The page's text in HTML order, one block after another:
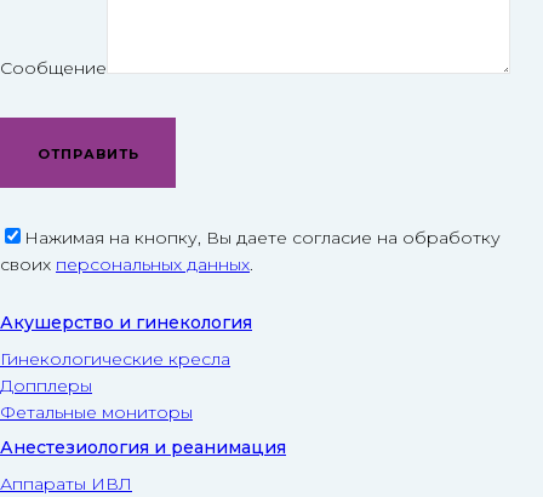
Сообщение
Нажимая на кнопку, Вы даете согласие на обработку
своих персональных данных.
Акушерство и гинекология
Гинекологические кресла
Допплеры
Фетальные мониторы
Анестезиология и реанимация
Аппараты ИВЛ